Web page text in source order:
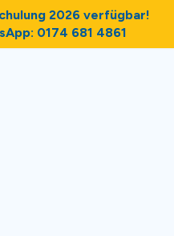
2026 verfügbar!
0174 681 4861